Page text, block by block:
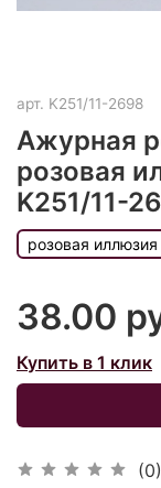
арт. K251/11-2698
Ажурная
розовая
K251/11-
(0)
розовая иллюзия
38.00
Купить в 1 клик